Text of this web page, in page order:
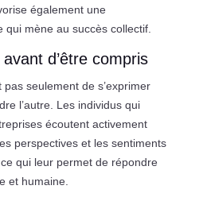
également une
mène au succès collectif.
d’être compris
pas seulement de s’exprimer
l’autre. Les individus qui
écoutent activement
perspectives et les sentiments
qui leur permet de répondre
et humaine.